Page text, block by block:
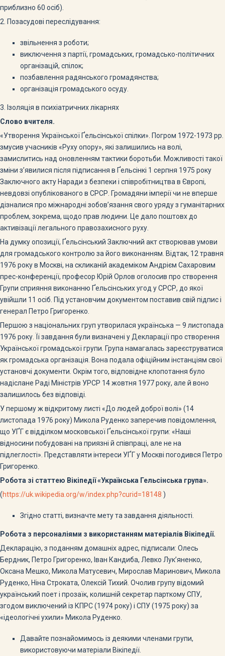
приблизно 60 осіб).
2. Позасудові переслідування:
звільнення з роботи;
виключення з партії, громадських, громадсько-політичних
організацій, спілок;
позбавлення радянського громадянства;
організація громадського осуду.
3. Ізоляція в психіатричних лікарнях
Слово вчителя.
«Утворення Української Ґельсінської спілки». Погром 1972-1973 рр.
змусив учасників «Руху опору», які залишились на волі,
замислитись над оновленням тактики боротьби. Можливості такої
зміни з’явилися після підписання в Ґельсінкі 1 серпня 1975 року
Заключного акту Наради з безпеки і співробітництва в Європі,
невдовзі опублікованого в СРСР. Громадяни імперії чи не вперше
дізналися про міжнародні зобов’язання свого уряду з гуманітарних
проблем, зокрема, щодо прав людини. Це дало поштовх до
активізації легального правозахисного руху.
На думку опозиції, Ґельсінський Заключний акт створював умови
для громадського контролю за його виконанням. Відтак, 12 травня
1976 року в Москві, на скликаній академіком Андрієм Сахаровим
прес-конференції, професор Юрій Орлов оголосив про створення
Групи сприяння виконанню Ґельсінських угод у СРСР, до якої
увійшли 11 осіб. Під установчим документом поставив свій підпис і
генерал Петро Григоренко.
Першою з національних груп утворилася українська — 9 листопада
1976 року. Її завдання були визначені у Декларації про створення
Української громадської групи. Група намагалась зареєструватися
як громадська організація. Вона подала офіційним інстанціям свої
установчі документи. Окрім того, відповідне клопотання було
надіслане Раді Міністрів УРСР 14 жовтня 1977 року, але й воно
залишилось без відповіді.
У першому ж відкритому листі «До людей доброї волі» (14
листопада 1976 року) Микола Руденко заперечив повідомлення,
що УҐГ є відділком московської Ґельсінської групи: «Наші
відносини побудовані на приязні й співпраці, але не на
підлеглості». Представляти інтереси УҐГ у Москві погодився Петро
Григоренко.
Робота зі статтею Вікіпедії «Українська Гельсінська група».
(https://uk.wikipedia.org/w/index.php?curid=18148 )
Згідно статті, визначте мету та завдання діяльності.
Робота з персоналіями з використанням матеріалів Вікіпедії.
Декларацію, з поданням домашніх адрес, підписали: Олесь
Бердник, Петро Григоренко, Іван Кандиба, Левко Лук’яненко,
Оксана Мешко, Микола Матусевич, Мирослав Маринович, Микола
Руденко, Ніна Строката, Олексій Тихий. Очолив групу відомий
український поет і прозаїк, колишній секретар парткому СПУ,
згодом виключений із КПРС (1974 року) і СПУ (1975 року) за
«ідеологічні ухили» Микола Руденко.
Давайте познайомимось із деякими членами групи,
використовуючи матеріали Вікіпедії.